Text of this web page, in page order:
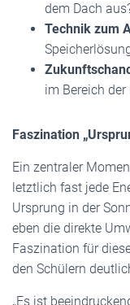
dem Dach
Technik zum
im Bereich
Faszination
Ein zentraler
letztlich fast jede
Ursprung in der
eben die direkte
Faszination für
den Schülern
„Es ist